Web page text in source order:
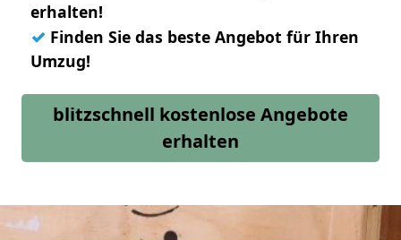
erhalten!
✓ Finden Sie das beste Angebot für Ihren
Umzug!
blitzschnell kostenlose Angebote
erhalten